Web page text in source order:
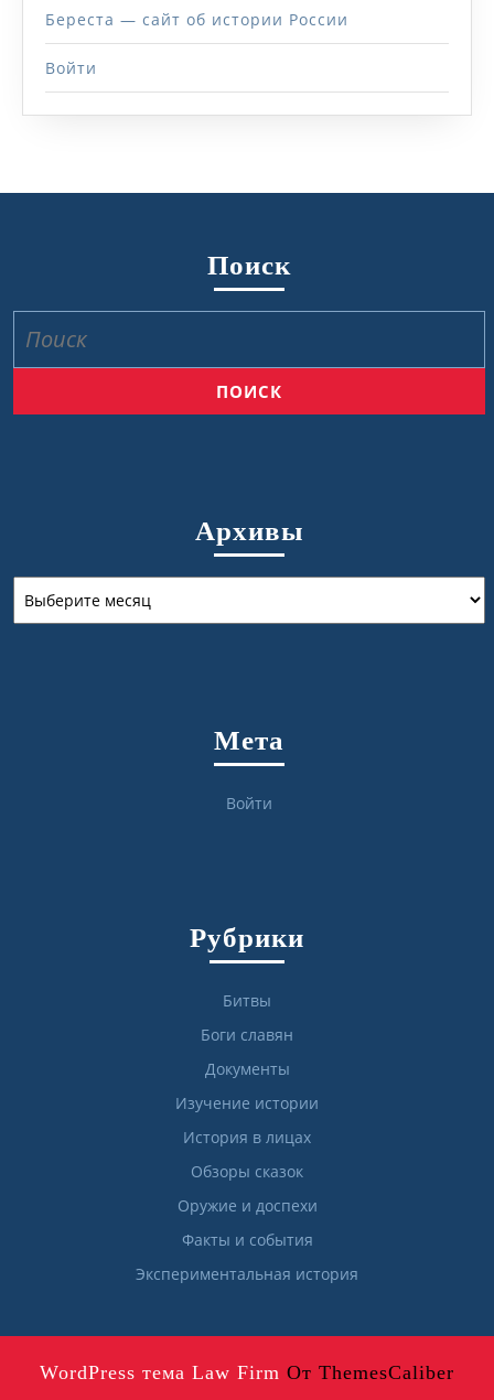
Береста — сайт об истории России
Войти
Поиск
Архивы
Мета
Войти
Рубрики
Битвы
Боги славян
Документы
Изучение истории
История в лицах
Обзоры сказок
Оружие и доспехи
Факты и события
Экспериментальная история
WordPress тема Law Firm От ThemesCaliber